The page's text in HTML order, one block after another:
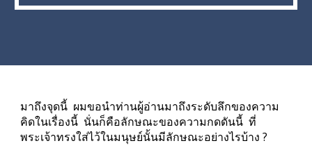
มาถึงจุดนี้  ผมขอนำท่านผู้อ่านมาถึงระดับลึกของความ
คิดในเรื่องนี้  นั่นก็คือลักษณะของความกดดันนี้  ที่
พระเจ้าทรงใส่ไว้ในมนุษย์นั้นมีลักษณะอย่างไรบ้าง ?